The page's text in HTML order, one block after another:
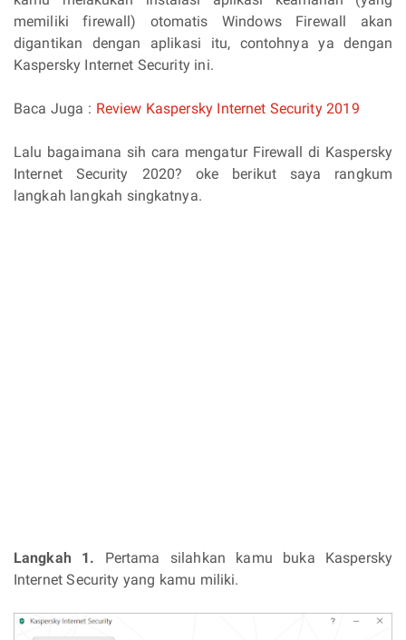
memiliki firewall) otomatis Windows Firewall akan
digantikan dengan aplikasi itu, contohnya ya dengan
Kaspersky Internet Security ini.
Baca Juga : Review Kaspersky Internet Security 2019
Lalu bagaimana sih cara mengatur Firewall di Kaspersky
Internet Security 2020? oke berikut saya rangkum
langkah langkah singkatnya.
Langkah 1. Pertama silahkan kamu buka Kaspersky
Internet Security yang kamu miliki.